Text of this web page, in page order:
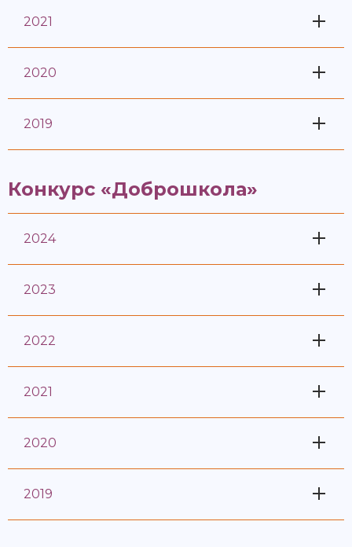
2021
2020
2019
Конкурс «Доброшкола»
2024
2023
2022
2021
2020
2019